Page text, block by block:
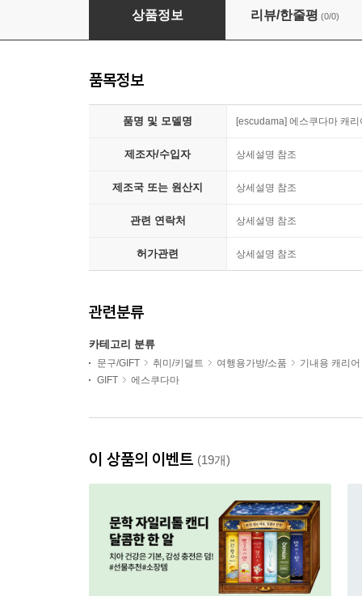
[escudama] 에스쿠다마 캐리어파우치 HS-
상품정보 리뷰/한줄평 (0/0)
품목정보
품명 및 모델명 [escudama] 에스쿠다마 캐
제조자/수입자 상세설명 참조
제조국 또는 원산지 상세설명 참조
관련 연락처 상세설명 참조
허가관련 상세설명 참조
관련분류
카테고리 분류
문구/GIFT 취미/키덜트 여행용가방/소품
기내용 캐리어
GIFT
에스쿠다마
이 상품의 이벤트 (19개)